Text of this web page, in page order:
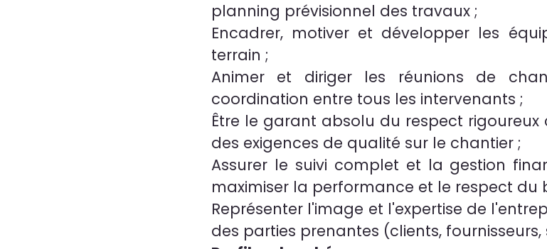
planning prévisionnel des travaux ;
Encadrer, motiver et développer les
terrain ;
Animer et diriger les réunions de
coordination entre tous les intervenants ;
Être le garant absolu du respect rigoureux
des exigences de qualité sur le chantier ;
Assurer le suivi complet et la gestion
maximiser la performance et le respect du
Représenter l'image et l'expertise de
des parties prenantes (clients,